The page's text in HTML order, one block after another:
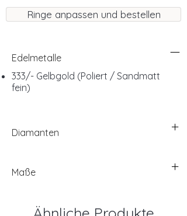
Ringe anpassen und bestellen
Edelmetalle
333/- Gelbgold (Poliert / Sandmatt
fein)
Diamanten
Maße